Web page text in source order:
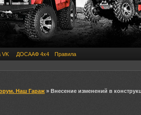
VK ДОСААФ 4х4 Правила
Наш Гараж » Внесение изменений в